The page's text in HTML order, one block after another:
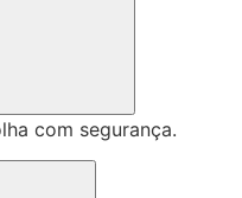
com segurança.